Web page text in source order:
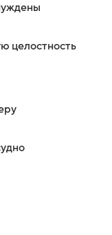
целостность